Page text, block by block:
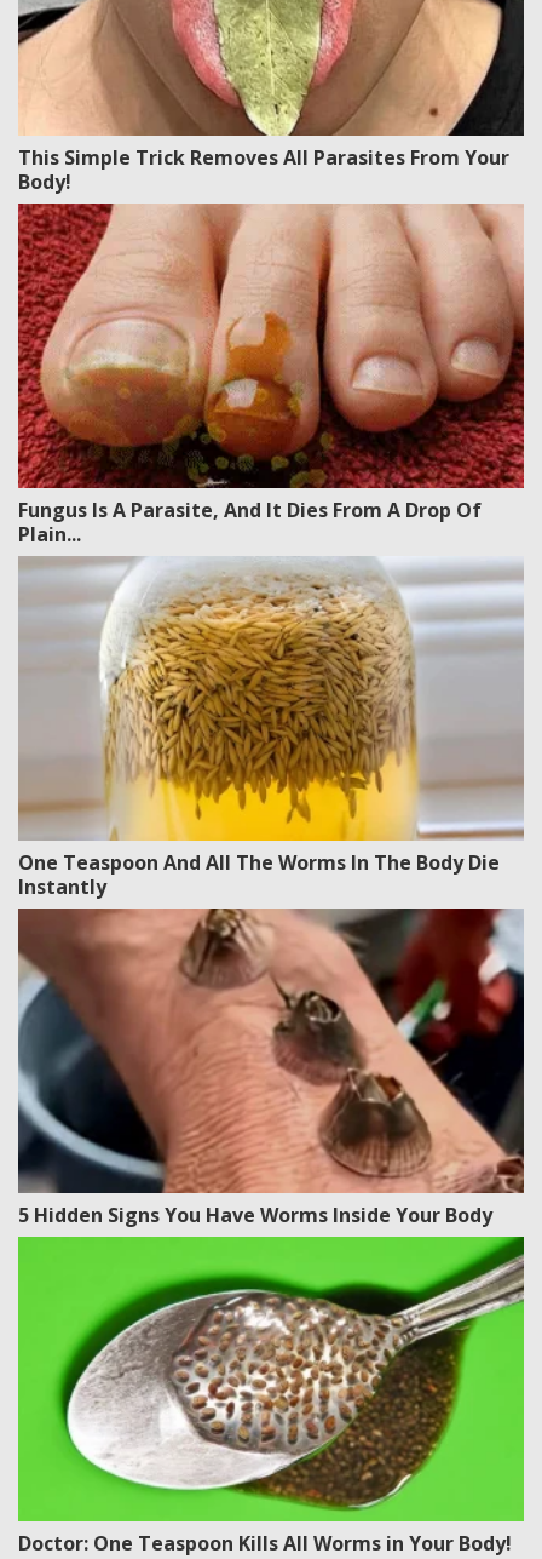
This Simple Trick Removes All Parasites From Your
Body!
Fungus Is A Parasite, And It Dies From A Drop Of
Plain...
One Teaspoon And All The Worms In The Body Die
Instantly
5 Hidden Signs You Have Worms Inside Your Body
Doctor: One Teaspoon Kills All Worms in Your Body!